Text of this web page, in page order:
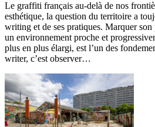
Le graffiti français au-delà de nos
esthétique, la question du territoire a
writing et de ses pratiques. Marquer son
un environnement proche et
plus en plus élargi, est l’un des
writer, c’est observer…